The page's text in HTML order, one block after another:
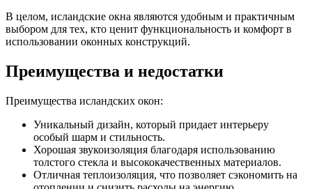
В целом, исландские окна являются удобным и практичным
выбором для тех, кто ценит функциональность и комфорт в
использовании оконных конструкций.
Преимущества и недостатки
Преимущества исландских окон:
Уникальный дизайн, который придает интерьеру
особый шарм и стильность.
Хорошая звукоизоляция благодаря использованию
толстого стекла и высококачественных материалов.
Отличная теплоизоляция, что позволяет сэкономить на